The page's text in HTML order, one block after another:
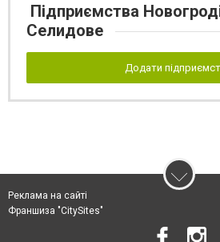
Підприємства
Селидове
Додати
Реклама на сайті
Франшиза "CitySites"